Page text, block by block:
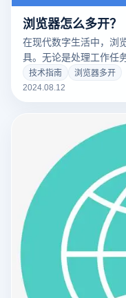
浏览器怎么多开？
在现代数字生活中，浏
具。无论是处理工作任
和娱乐，浏览器多开功
详细讲解如何在常见浏
技术指南
浏览器多开
2024.08.12